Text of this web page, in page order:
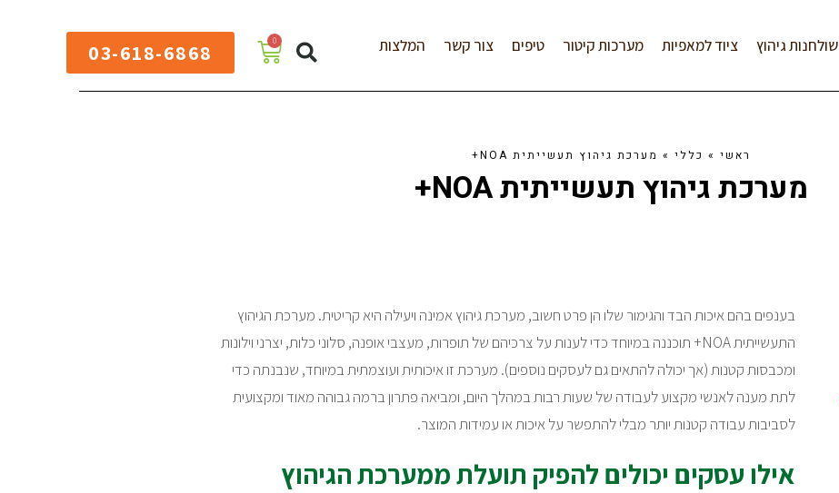
שולחנות גיהוץ ציוד למאפיות מערכות קיטור טיפים צור קשר המלצות 0
03-618-6868
ראשי » כללי » מערכת גיהוץ תעשייתית NOA+
מערכת גיהוץ תעשייתית NOA+
בענפים בהם איכות הבד והגימור שלו הן פרט חשוב, מערכת גיהוץ אמינה ויעילה היא קריטית. מערכת הגיהוץ
התעשייתית NOA+ תוכננה במיוחד כדי לענות על צרכיהם של תופרות, מעצבי אופנה, סלוני כלות, יצרני וילונות
ומכבסות קטנות (אך יכולה להתאים גם לעסקים נוספים). מערכת זו איכותית ועוצמתית במיוחד, שנבנתה כדי
לתת מענה לאנשי מקצוע לעבודה של שעות רבות במהלך היום, ומביאה פתרון ברמה גבוהה מאוד ומקצועית
לסביבות עבודה קטנות יותר מבלי להתפשר על איכות או עמידות המוצר.
אילו עסקים יכולים להפיק תועלת ממערכת הגיהוץ